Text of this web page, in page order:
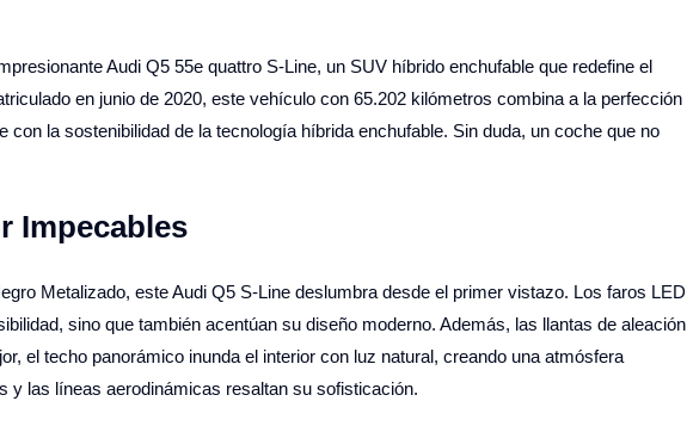
Audi Q5 55e quattro S-Line, un SUV híbrido enchufable que redefine el
en junio de 2020, este vehículo con 65.202 kilómetros combina a la perfección
con la sostenibilidad de la tecnología híbrida enchufable. Sin duda, un coche que no
Impecables
Metalizado, este Audi Q5 S-Line deslumbra desde el primer vistazo. Los faros LED
sino que también acentúan su diseño moderno. Además, las llantas de aleación
el techo panorámico inunda el interior con luz natural, creando una atmósfera
y las líneas aerodinámicas resaltan su sofisticación.